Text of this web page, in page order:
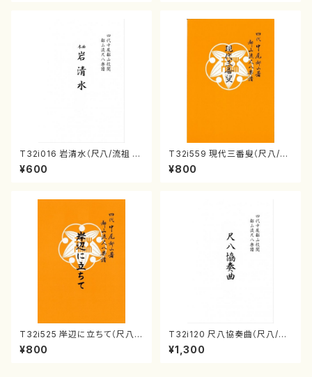
T32i016 岩清水（尺八/流祖 中
尾都山/楽譜）都山：15
¥600
T32i559 現代三番叟（尺八/杵
屋正邦/楽譜）都山流公刊楽譜曲
番:2269
¥800
T32i525 岸辺に立ちて（尺八/
初代 中村双葉/楽譜）都山流公
刊楽譜曲番:2234
¥800
T32i120 尺八協奏曲（尺八/二
代 山本邦山/尺八/都山式譜）都
山流公刊楽譜曲番:569
¥1,300